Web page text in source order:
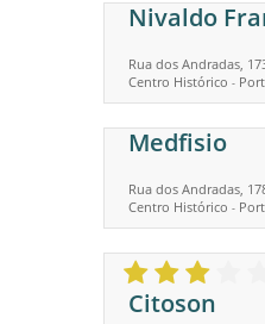
Nivaldo
Rua dos Andradas,
Centro Histórico -
Medfisio
Rua dos Andradas,
Centro Histórico -
Citoson